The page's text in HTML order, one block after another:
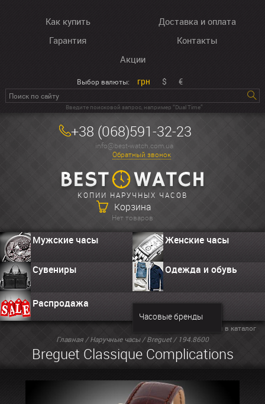
Как купить
Доставка и оплата
Гарантия
Контакты
Акции
Выбор валюты: грн $ €
Введите поисковой запрос, например “Dual Time”
+38 (068)591-32-23
info@best-watch.com.ua
Обратный звонок
КОПИИ НАРУЧНЫХ ЧАСОВ
Корзина
Нет товаров
Мужские часы Женские часы
Сувениры Одежда и обувь
Распродажа
Часовые бренды
Главная /Наручные часы/Breguet/ 194.8600
Breguet Classique Complications
Вернуться в каталог